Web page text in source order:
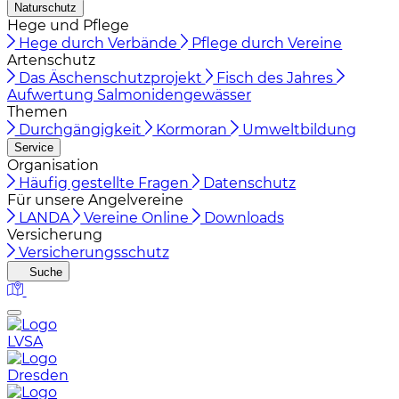
Naturschutz
Hege und Pflege
Hege durch Verbände
Pflege durch Vereine
Artenschutz
Das Äschenschutzprojekt
Fisch des Jahres
Aufwertung Salmonidengewässer
Themen
Durchgängigkeit
Kormoran Umweltbildung
Service
Organisation
Häufig gestellte Fragen
Datenschutz
Für unsere Angelvereine
LANDA
Vereine Online Downloads
Versicherung
Versicherungsschutz
Suche
LVSA
Dresden